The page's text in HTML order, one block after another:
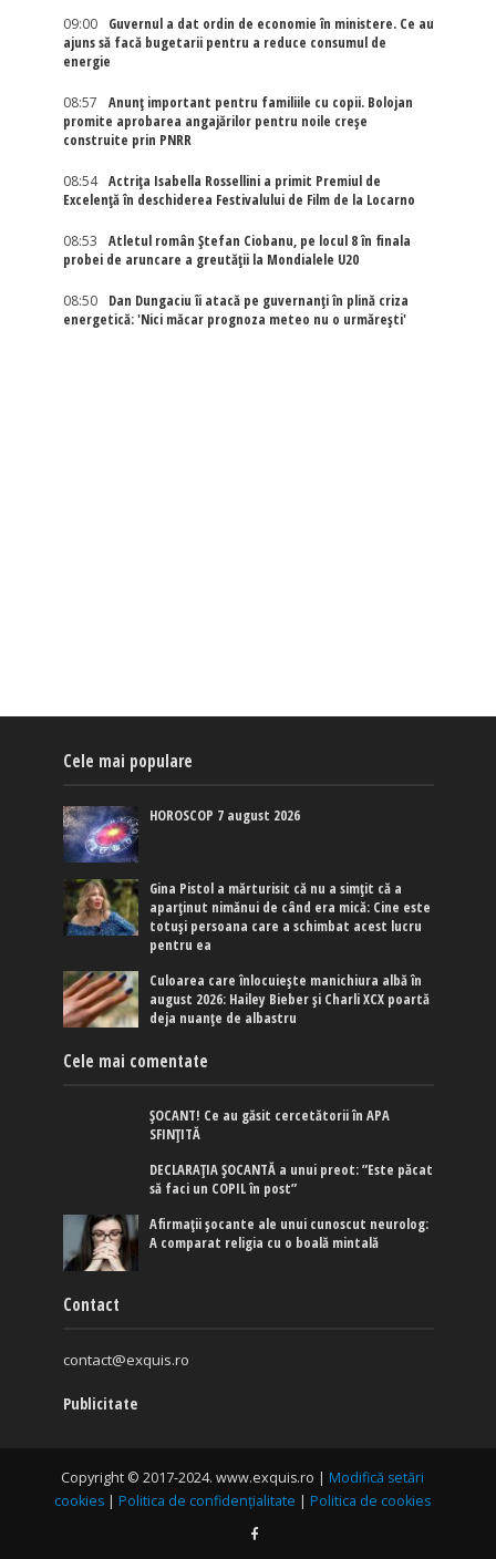
09:00
Guvernul a dat ordin de economie în ministere. Ce au
ajuns să facă bugetarii pentru a reduce consumul de
energie
08:57
Anunț important pentru familiile cu copii. Bolojan
promite aprobarea angajărilor pentru noile creșe
construite prin PNRR
08:54
Actriţa Isabella Rossellini a primit Premiul de
Excelenţă în deschiderea Festivalului de Film de la Locarno
08:53
Atletul român Ștefan Ciobanu, pe locul 8 în finala
probei de aruncare a greutății la Mondialele U20
08:50
Dan Dungaciu îi atacă pe guvernanți în plină criza
energetică: 'Nici măcar prognoza meteo nu o urmărești'
Cele mai populare
HOROSCOP 7 august 2026
Gina Pistol a mărturisit că nu a simțit că a
aparținut nimănui de când era mică: Cine este
totuși persoana care a schimbat acest lucru
pentru ea
Culoarea care înlocuiește manichiura albă în
august 2026: Hailey Bieber și Charli XCX poartă
deja nuanțe de albastru
Cele mai comentate
ȘOCANT! Ce au găsit cercetătorii în APA
SFINȚITĂ
DECLARAȚIA ȘOCANTĂ a unui preot: ”Este păcat
să faci un COPIL în post”
Afirmaţii şocante ale unui cunoscut neurolog:
A comparat religia cu o boală mintală
Contact
contact@exquis.ro
Publicitate
Copyright © 2017-2024. www.exquis.ro | Modifică setări
cookies | Politica de confidențialitate | Politica de cookies